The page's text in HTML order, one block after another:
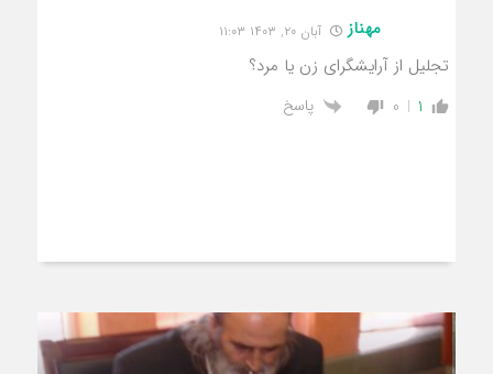
مهناز آبان ۲۰, ۱۴۰۳ ۱۱:۰۳
تجلیل از آرایشگرای زن یا مرد؟
1
0 پاسخ